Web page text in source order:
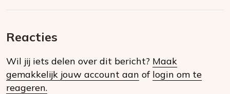
social
Reacties
Wil jij iets delen over dit bericht? Maak
gemakkelijk jouw account aan of login om te
reageren.